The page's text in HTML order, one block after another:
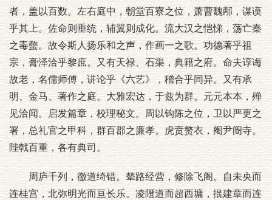
者，盖以百数。左右庭中，朝堂百寮之位，萧曹魏邴，谋谟
乎其上。佐命则垂统，辅翼则成化。流大汉之恺悌，荡亡秦
之毒螫。故令斯人扬乐和之声，作画一之歌。功德著乎祖
宗，膏泽洽乎黎庶。又有天禄、石渠，典籍之府。命夫谆诲
故老，名儒师傅，讲论乎《六艺》，稽合乎同异。又有承
明、金马、著作之庭。大雅宏达，于兹为群。元元本本，殚
见洽闻。启发篇章，校理秘文。周以钩陈之位，卫以严更之
署，总礼官之甲科，群百郡之廉孝。虎贲赘衣，阉尹阍寺。
陛戟百重，各有典司。
周庐千列，徼道绮错。辇路经营，修除飞阁。自未央而
连桂宫，北弥明光而亘长乐。凌隥道而超西墉，掍建章而连